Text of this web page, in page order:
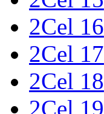
2Cel 16
2Cel 17
2Cel 18
2Cel 19